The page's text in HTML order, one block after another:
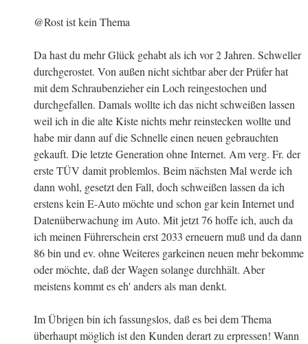
@Rost ist kein Thema
Da hast du mehr Glück gehabt als ich vor 2 Jahren. Schweller
durchgerostet. Von außen nicht sichtbar aber der Prüfer hat
mit dem Schraubenzieher ein Loch reingestochen und
durchgefallen. Damals wollte ich das nicht schweißen lassen
weil ich in die alte Kiste nichts mehr reinstecken wollte und
habe mir dann auf die Schnelle einen neuen gebrauchten
gekauft. Die letzte Generation ohne Internet. Am verg. Fr. der
erste TÜV damit problemlos. Beim nächsten Mal werde ich
dann wohl, gesetzt den Fall, doch schweißen lassen da ich
erstens kein E-Auto möchte und schon gar kein Internet und
Datenüberwachung im Auto. Mit jetzt 76 hoffe ich, auch da
ich meinen Führerschein erst 2033 erneuern muß und da dann
86 bin und ev. ohne Weiteres garkeinen neuen mehr bekomme
oder möchte, daß der Wagen solange durchhält. Aber
meistens kommt es eh' anders als man denkt.
Im Übrigen bin ich fassungslos, daß es bei dem Thema
überhaupt möglich ist den Kunden derart zu erpressen! Wann